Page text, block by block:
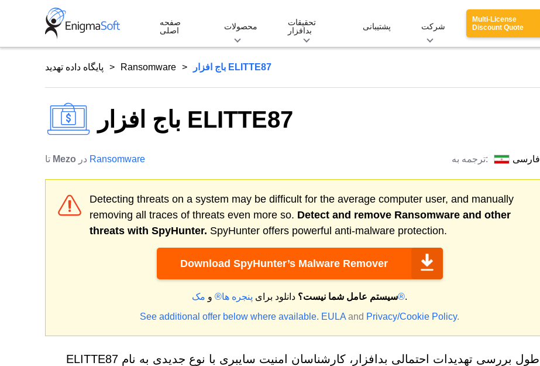
صفحه
اصلی
محصولات
تحقیقات
بدافزار
پشتیبانی شرکت
Multi-License
Discount Quote
پایگاه داده تهدید Ransomware باج افزار ELITTE87
باج افزار ELITTE87
Mezo Ransomware ترجمه به: فارسی
Detecting threats on a system may be difficult for the average computer user, and manually
removing all traces of threats even more so. Detect and remove Ransomware and other
threats with SpyHunter. SpyHunter offers powerful anti-malware protection.
Download SpyHunter’s Malware Remover
سیستم عامل شما نیست؟ دانلود برای پنجره ها® و مک®.
See additional offer below where available. EULA and Privacy/Cookie Policy.
در طول بررسی تهدیدات احتمالی بدافزار، کارشناسان امنیت سایبری با نوع جدیدی به نام ELITTE87